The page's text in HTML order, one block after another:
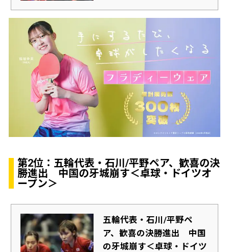
第2位：五輪代表・石川/平野ペア、歓喜の決
勝進出 中国の牙城崩す＜卓球・ドイツオ
ープン＞
五輪代表・石川/平野ペ
ア、歓喜の決勝進出 中国
の牙城崩す＜卓球・ドイツ